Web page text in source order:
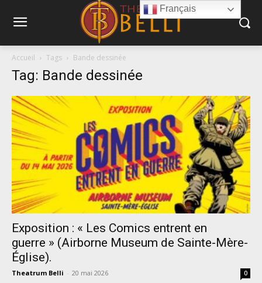
Accueil Tags Bande dessinée
Tag: Bande dessinée
Exposition : « Les Comics entrent en
guerre » (Airborne Museum de Sainte-Mère-
Église).
Theatrum Belli - 20 mai 2026 0
Français